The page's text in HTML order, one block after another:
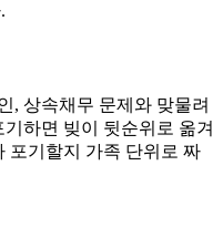
, 상속채무 문제와 맞물려
하면 빚이 뒷순위로 옮겨
포기할지 가족 단위로 짜